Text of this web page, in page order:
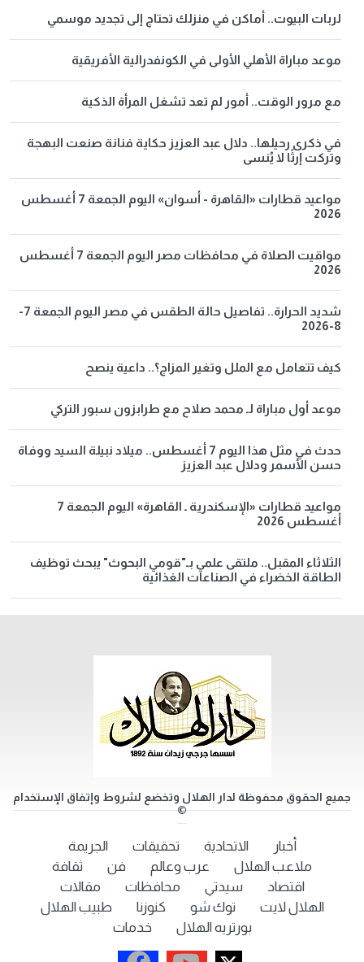
لربات البيوت.. أماكن في منزلك تحتاج إلى تجديد موسمي
موعد مباراة الأهلي الأولى في الكونفدرالية الأفريقية
مع مرور الوقت.. أمور لم تعد تشغل المرأة الذكية
في ذكرى رحيلها.. دلال عبد العزيز حكاية فنانة صنعت البهجة
وتركت إرثًا لا يُنسى
مواعيد قطارات «القاهرة - أسوان» اليوم الجمعة 7 أغسطس
2026
مواقيت الصلاة في محافظات مصر اليوم الجمعة 7 أغسطس
2026
شديد الحرارة.. تفاصيل حالة الطقس في مصر اليوم الجمعة 7-
8-2026
كيف تتعامل مع الملل وتغير المزاج؟.. داعية ينصح
موعد أول مباراة لـ محمد صلاح مع طرابزون سبور التركي
حدث في مثل هذا اليوم 7 أغسطس.. ميلاد نبيلة السيد ووفاة
حسن الأسمر ودلال عبد العزيز
مواعيد قطارات «الإسكندرية ـ القاهرة» اليوم الجمعة 7
أغسطس 2026
الثلاثاء المقبل.. ملتقى علمي بـ"قومي البحوث" يبحث توظيف
الطاقة الخضراء في الصناعات الغذائية
جميع الحقوق محفوظة لدار الهلال وتخضع لشروط وإتفاق الإستخدام
©
أخبار الاتحادية تحقيقات
الجريمة
ملاعب الهلال
عرب وعالم فن
ثقافة
اقتصاد
سيدتي محافظات
مقالات
الهلال لايت
توك شو كنوزنا
طبيب الهلال
بورتريه الهلال
خدمات